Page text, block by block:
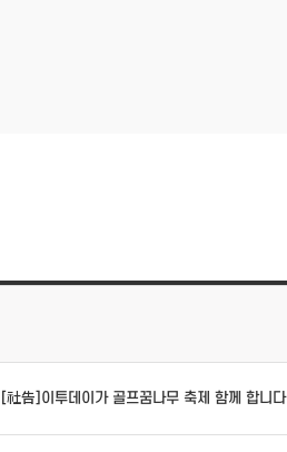
[社告]이투데이가 골프꿈나무 축제 함께 합니다